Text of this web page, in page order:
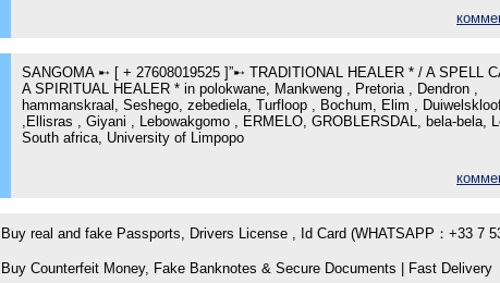
SANGOMA ➸ [ + 27608019525 ]”➸ TRADITIONAL HEALER * / A SPELL
A SPIRITUAL HEALER * in polokwane, Mankweng , Pretoria , Dendron ,
hammanskraal, Seshego, zebediela, Turfloop , Bochum, Elim ,
,Ellisras , Giyani , Lebowakgomo , ERMELO, GROBLERSDAL, bela-bela,
South africa, University of Limpopo
Buy real and fake Passports, Drivers License , Id Card (WHATSAPP：+33 7
Buy Counterfeit Money, Fake Banknotes & Secure Documents | Fast Delivery